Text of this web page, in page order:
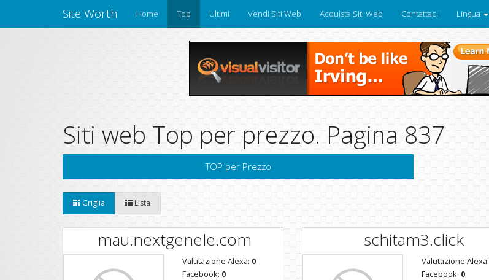
Site Worth Home Top Ultimi Vendi Siti Web Acquista Siti Web Contattaci Lingua
Siti web Top per prezzo. Pagina 837
TOP per Prezzo
Griglia Lista
mau.nextgenele.com
Valutazione Alexa: 0
Facebook: 0
schitam3.click
Valutazione Alexa:
Facebook: 0